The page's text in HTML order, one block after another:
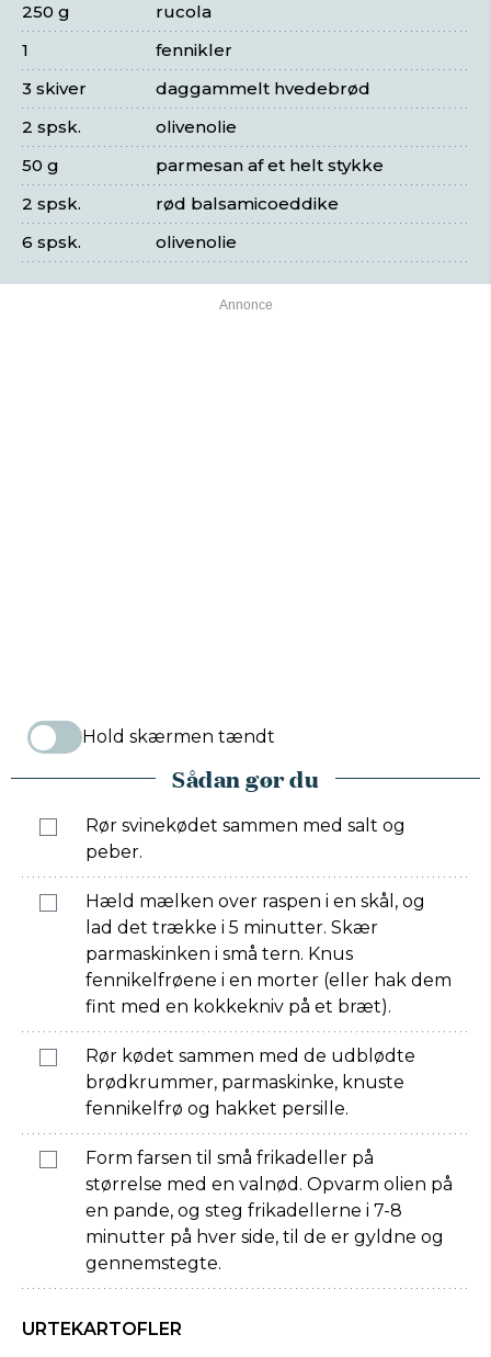
rucola
250 g
fennikler
1
daggammelt hvedebrød
3 skiver
olivenolie
2 spsk.
parmesan af et helt stykke
50 g
rød balsamicoeddike
2 spsk.
olivenolie
6 spsk.
Hold skærmen tændt
Sådan gør du
Rør svinekødet sammen med salt og
peber.
Hæld mælken over raspen i en skål, og
lad det trække i 5 minutter. Skær
parmaskinken i små tern. Knus
fennikelfrøene i en morter (eller hak dem
fint med en kokkekniv på et bræt).
Rør kødet sammen med de udblødte
brødkrummer, parmaskinke, knuste
fennikelfrø og hakket persille.
Form farsen til små frikadeller på
størrelse med en valnød. Opvarm olien på
en pande, og steg frikadellerne i 7-8
minutter på hver side, til de er gyldne og
gennemstegte.
URTEKARTOFLER